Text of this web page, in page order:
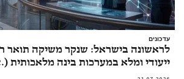
עדכונים
לראשונה בישראל: שנקר משיקה תואר
ייעודי ומלא במערכות בינה מלאכותית (.B.Sc)